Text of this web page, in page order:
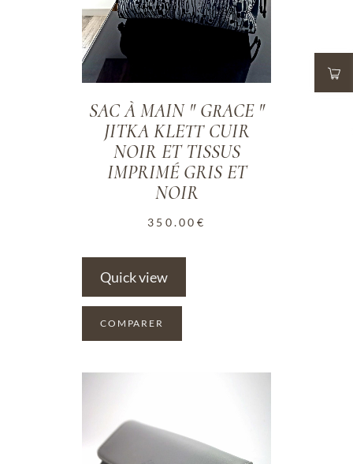
SAC À MAIN " GRACE "
JITKA KLETT CUIR
NOIR ET TISSUS
IMPRIMÉ GRIS ET
NOIR
350.00 €
Quick view
COMPARER